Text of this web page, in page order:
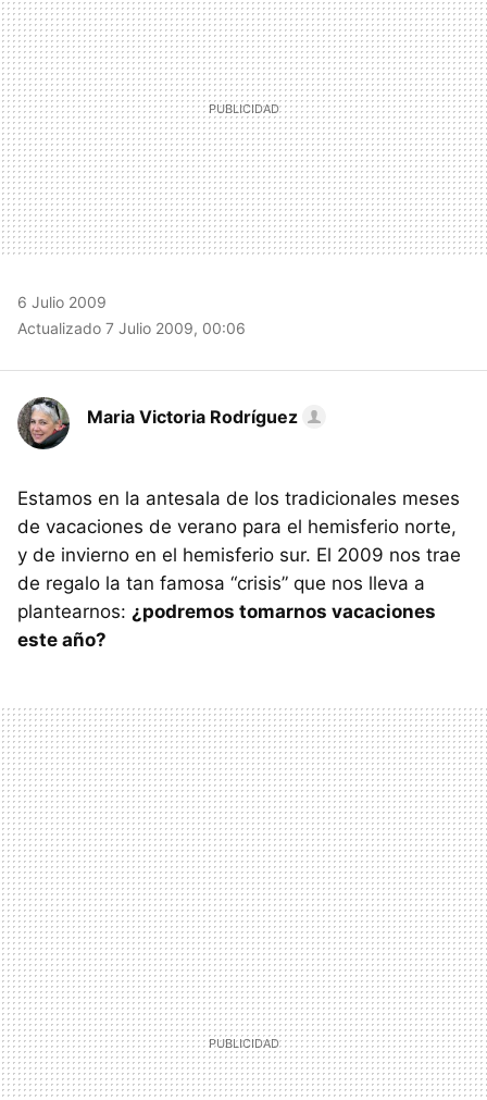
6 Julio 2009
Actualizado 7 Julio 2009, 00:06
Maria Victoria Rodríguez
Estamos en la antesala de los tradicionales meses
de vacaciones de verano para el hemisferio norte,
y de invierno en el hemisferio sur. El 2009 nos trae
de regalo la tan famosa “crisis” que nos lleva a
plantearnos: ¿podremos tomarnos vacaciones
este año?